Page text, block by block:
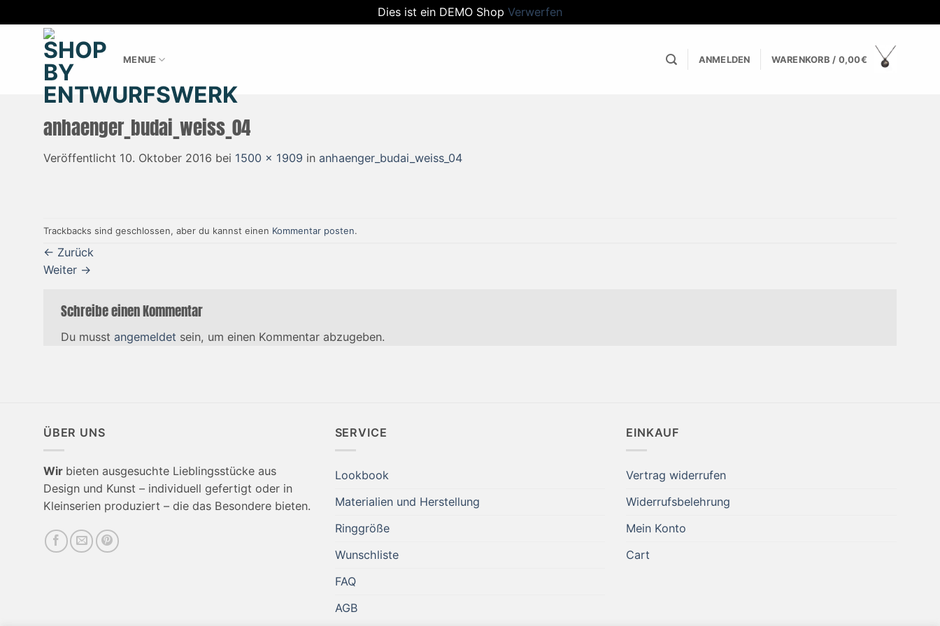
Dies ist ein DEMO Shop Verwerfen
MENUE ANMELDEN WARENKORB / 0,00€
anhaenger_budai_weiss_04
Veröffentlicht 10. Oktober 2016 bei 1500 × 1909 in anhaenger_budai_weiss_04
Trackbacks sind geschlossen, aber du kannst einen Kommentar posten.
← Zurück
Weiter →
Schreibe einen Kommentar
Du musst angemeldet sein, um einen Kommentar abzugeben.
ÜBER UNS
Wir bieten ausgesuchte Lieblingsstücke aus
Design und Kunst – individuell gefertigt oder in
Kleinserien produziert – die das Besondere bieten.
SERVICE
Lookbook
Materialien und Herstellung
Ringgröße
Wunschliste
FAQ
AGB
EINKAUF
Vertrag widerrufen
Widerrufsbelehrung
Mein Konto
Cart